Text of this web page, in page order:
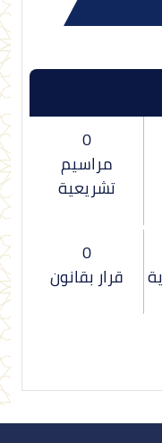
0
مراسيم
تشريعية
0
قرار بقانون